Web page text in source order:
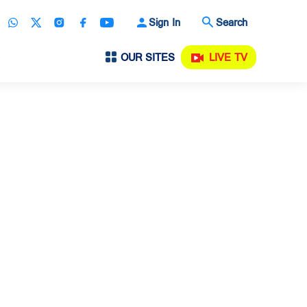
Sign In Search
OUR SITES LIVE TV